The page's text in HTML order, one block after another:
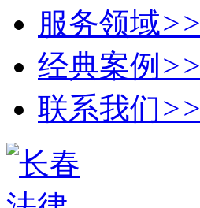
服务领域>>
经典案例 >>
联系我们>>